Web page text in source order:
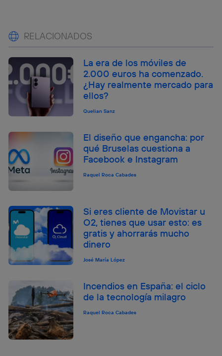
RELACIONADOS
La era de los móviles de
2.000 euros ha comenzado.
¿Hay realmente mercado para
ellos?
Quelian Sanz
El diseño que engancha: por
qué Bruselas cuestiona a
Facebook e Instagram
Raquel Roca Cabades
Si eres cliente de Movistar u
O2, tienes que usar esto: es
gratis y ahorrarás mucho
dinero
José María López
Incendios en España: el ciclo
de la tecnología milagro
Raquel Roca Cabades